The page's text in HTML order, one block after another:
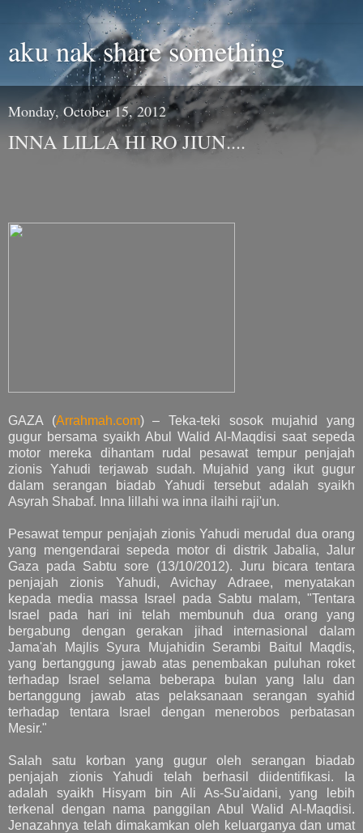
aku nak share something
Monday, October 15, 2012
INNA LILLA HI RO JIUN....
GAZA (Arrahmah.com) – Teka-teki sosok mujahid yang
gugur bersama syaikh Abul Walid Al-Maqdisi saat sepeda
motor mereka dihantam rudal pesawat tempur penjajah
zionis Yahudi terjawab sudah. Mujahid yang ikut gugur
dalam serangan biadab Yahudi tersebut adalah syaikh
Asyrah Shabaf. Inna lillahi wa inna ilaihi raji'un.
Pesawat tempur penjajah zionis Yahudi merudal dua orang
yang mengendarai sepeda motor di distrik Jabalia, Jalur
Gaza pada Sabtu sore (13/10/2012). Juru bicara tentara
penjajah zionis Yahudi, Avichay Adraee, menyatakan
kepada media massa Israel pada Sabtu malam, "Tentara
Israel pada hari ini telah membunuh dua orang yang
bergabung dengan gerakan jihad internasional dalam
Jama'ah Majlis Syura Mujahidin Serambi Baitul Maqdis,
yang bertanggung jawab atas penembakan puluhan roket
terhadap Israel selama beberapa bulan yang lalu dan
bertanggung jawab atas pelaksanaan serangan syahid
terhadap tentara Israel dengan menerobos perbatasan
Mesir."
Salah satu korban yang gugur oleh serangan biadab
penjajah zionis Yahudi telah berhasil diidentifikasi. Ia
adalah syaikh Hisyam bin Ali As-Su'aidani, yang lebih
terkenal dengan nama panggilan Abul Walid Al-Maqdisi.
Jenazahnya telah dimakamkan oleh keluarganya dan umat